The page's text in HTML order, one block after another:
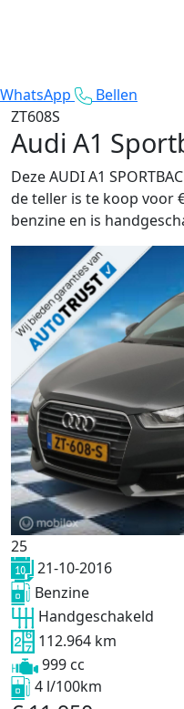
WhatsApp
Bellen
ZT608S
Audi A1
Deze AUDI A1
de teller is te koop voor
benzine en is
25
21-10-2016
Benzine
Handgeschakeld
112.964 km
999 cc
4 l/100km